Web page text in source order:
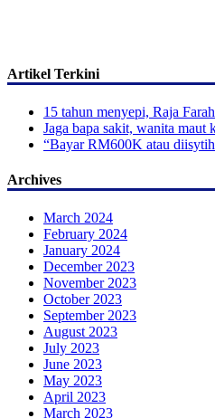
Artikel Terkini
15 tahun menyepi, Raja
Jaga bapa sakit, wanita maut
“Bayar RM600K atau
Archives
March 2024
February 2024
January 2024
December 2023
November 2023
October 2023
September 2023
August 2023
July 2023
June 2023
May 2023
April 2023
March 2023